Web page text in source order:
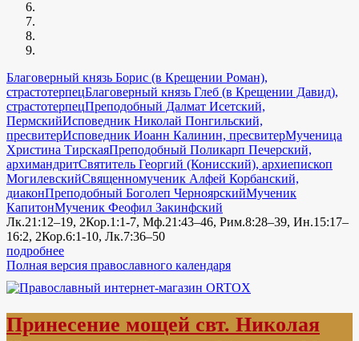
Благоверный князь Борис (в Крещении Роман),
страстотерпецБлаговерный князь Глеб (в Крещении Давид),
страстотерпецПреподобный Далмат Исетский,
ПермскийИсповедник Николай Понгильский,
пресвитерИсповедник Иоанн Калинин, пресвитерМученица
Христина ТирскаяПреподобный Поликарп Печерский,
архимандритСвятитель Георгий (Конисский), архиепископ
МогилевскийСвященномученик Алфей Корбанский,
диаконПреподобный Боголеп ЧерноярскийМученик
КапитонМученик Феофил Закинфский
Лк.21:12–19, 2Кор.1:1-7, Мф.21:43–46, Рим.8:28–39, Ин.15:17–
16:2, 2Кор.6:1-10, Лк.7:36–50
подробнее
Полная версия православного календаря
Принесение мощей свт. Николая